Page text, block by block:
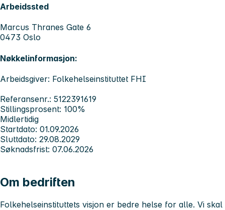
Arbeidssted
Marcus Thranes Gate 6
0473 Oslo
Nøkkelinformasjon:
Arbeidsgiver: Folkehelseinstituttet FHI
Referansenr.: 5122391619
Stillingsprosent: 100%
Midlertidig
Startdato: 01.09.2026
Sluttdato: 29.08.2029
Søknadsfrist: 07.06.2026
Om bedriften
Folkehelseinstituttets visjon er bedre helse for alle. Vi skal